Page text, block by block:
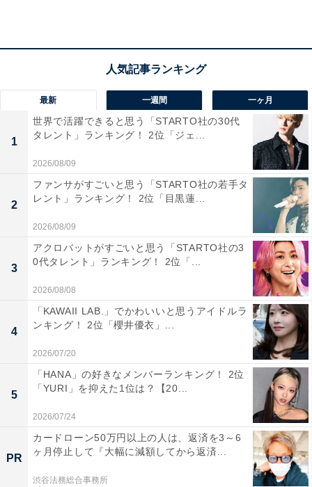
奨学金は「姉妹で私立大学に進学するため」
姉妹で私立の短期大学と私立大学にそれぞれ進学した回
答者。
奨学金を借りた理由について尋ねると「入学金や学費な
ど合わせると1年間だけでも100万円近くになり、到底予
算が足りないので奨学金を利用することで費用を賄うこ
としたからです」と話しました。
加えて、「有利子であることを知らずに学費などが足り
ないので利用しました」と、奨学金が有利子であると把
握しないまま借りた当時の状況を説明。
最新 一週間 一ヶ月
1
世界で活躍できると思う「STARTO社の30代
タレント」ランキング！ 2位「ジェ...
2026/08/09
2
ファンサがすごいと思う「STARTO社の若手タ
レント」ランキング！ 2位「目黒蓮...
2026/08/09
3
アクロバットがすごいと思う「STARTO社の3
0代タレント」ランキング！ 2位「...
2026/08/08
4
「KAWAII LAB.」でかわいいと思うアイドルラ
ンキング！ 2位「櫻井優衣」...
2026/07/20
5
「HANA」の好きなメンバーランキング！ 2位
「YURI」を抑えた1位は？【20...
2026/07/24
PR
カードローン50万円以上の人は、返済を3～6
ヶ月停止して『大幅に減額してから返済...
渋谷法務総合事務所